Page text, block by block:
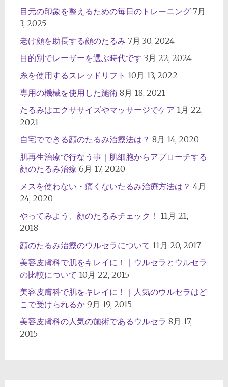
目元の印象を整えるための毎日のトレーニング 7月
3, 2025
老け顔を助長する顔のたるみ 7月 30, 2024
目的別でレーザーを選ぶ時代です 3月 22, 2024
糸を使用するスレッドリフト 10月 13, 2022
専用の機械を使用した施術 8月 18, 2021
たるみはエクササイズやマッサージでケア 1月 22,
2021
自宅でできる顔のたるみ治療法は？ 8月 14, 2020
肌再生治療で行なう事｜肌細胞からアプローチする
顔のたるみ治療 6月 17, 2020
メスを使わない・痛くないたるみ治療方法は？ 4月
24, 2020
やってみよう、顔のたるみチェック！ 11月 21,
2018
顔のたるみ治療のウルセラについて 11月 20, 2017
美容皮膚科で肌をキレイに！｜ウルセラとウルセラ
の比較について 10月 22, 2015
美容皮膚科で肌をキレイに！｜人気のウルセラはど
こで受けられるか 9月 19, 2015
美容皮膚科の人気の施術であるウルセラ 8月 17,
2015